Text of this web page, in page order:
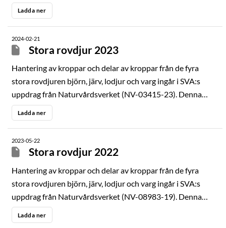
årsrapport redovisar resultat från de aktiviteter som
utförts inom detta uppdrag under 2024.
Ladda ner
2024-02-21
Stora rovdjur 2023
Hantering av kroppar och delar av kroppar från de fyra
stora rovdjuren björn, järv, lodjur och varg ingår i SVA:s
uppdrag från Naturvårdsverket (NV-03415-23). Denna
årsrapport redovisar resultat från de aktiviteter som
utförts inom detta uppdrag under 2023.
Ladda ner
2023-05-22
Stora rovdjur 2022
Hantering av kroppar och delar av kroppar från de fyra
stora rovdjuren björn, järv, lodjur och varg ingår i SVA:s
uppdrag från Naturvårdsverket (NV-08983-19). Denna
årsrapport redovisar resultat från de aktiviteter som
utförts inom detta uppdrag under 2022. Viltsektionen
Ladda ner